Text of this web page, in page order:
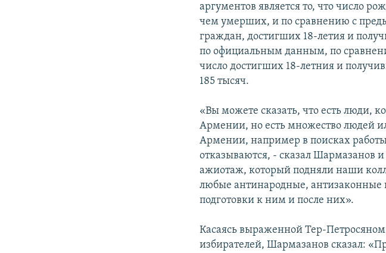
аргументов является то, что число
чем умерших, и по сравнению с
граждан, достигших 18-летия и
по официальным данным, по
число достигших 18-летния и
185 тысяч.
«Вы можете сказать, что есть люди,
Армении, но есть множество людей
Армении, например в поисках
отказываются, - сказал Шармазанов
ажиотаж, который подняли наши
любые антинародные, антизаконные
подготовки к ним и после них».
Касаясь выраженной Тер-Петросяном
избирателей, Шармазанов сказал: